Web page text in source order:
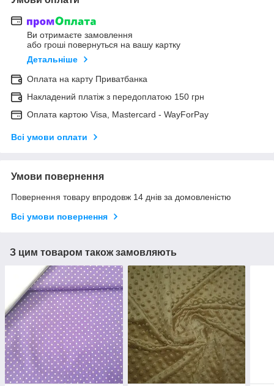
Ви отримаєте замовлення
або гроші повернуться на вашу картку
Детальніше
Оплата на карту Приватбанка
Накладений платіж з передоплатою 150 грн
Оплата картою Visa, Mastercard - WayForPay
Всі умови оплати
Умови повернення
Повернення товару впродовж 14 днів за домовленістю
Всі умови повернення
З цим товаром також замовляють